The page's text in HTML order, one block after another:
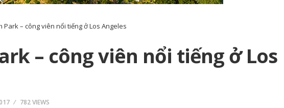
Park – công viên nổi tiếng ở Los Angeles
– công viên nổi tiếng ở Los
782 VIEWS